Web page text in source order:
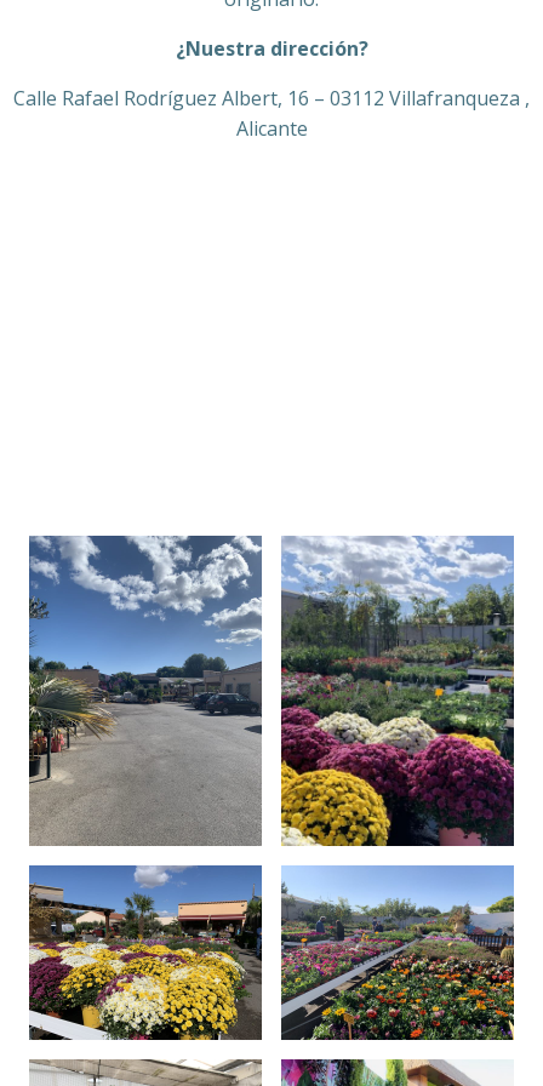
¿Nuestra dirección?
Calle Rafael Rodríguez Albert, 16 – 03112 Villafranqueza ,
Alicante